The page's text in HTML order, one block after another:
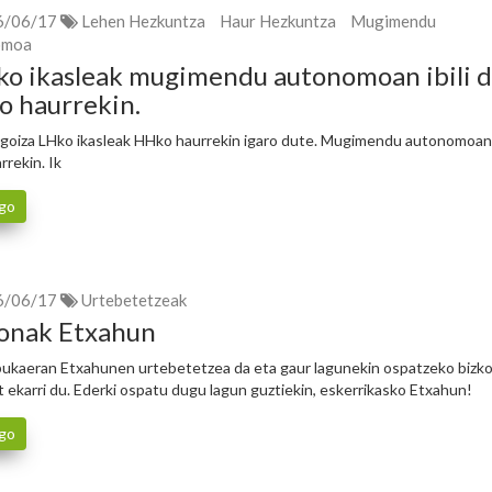
06/17 Lehen Hezkuntza Haur Hezkuntza
Mugimendu
ikasleak mugimendu autonomoan ibili
haurrekin.
LHko ikasleak HHko haurrekin igaro dute. Mugimendu
Ik
06/17 Urtebetetzeak
Etxahun
Etxahunen urtebetetzea da eta gaur lagunekin ospatzeko
ekarri du. Ederki ospatu dugu lagun guztiekin, eskerrikasko Etxahun!